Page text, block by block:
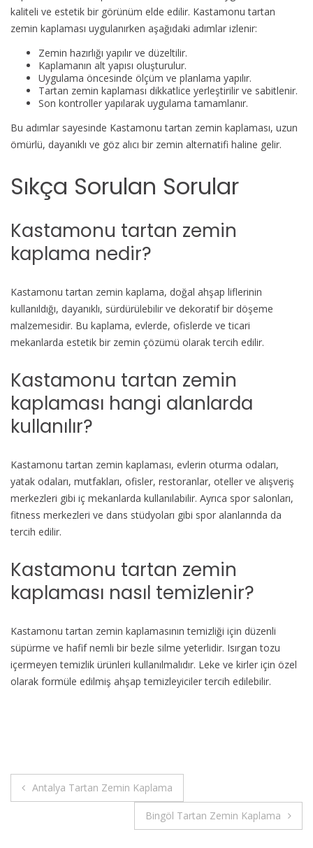
kaliteli ve estetik bir görünüm elde edilir. Kastamonu tartan
zemin kaplaması uygulanırken aşağıdaki adımlar izlenir:
Zemin hazırlığı yapılır ve düzeltilir.
Kaplamanın alt yapısı oluşturulur.
Uygulama öncesinde ölçüm ve planlama yapılır.
Tartan zemin kaplaması dikkatlice yerleştirilir ve sabitlenir.
Son kontroller yapılarak uygulama tamamlanır.
Bu adımlar sayesinde Kastamonu tartan zemin kaplaması, uzun
ömürlü, dayanıklı ve göz alıcı bir zemin alternatifi haline gelir.
Sıkça Sorulan Sorular
Kastamonu tartan zemin
kaplama nedir?
Kastamonu tartan zemin kaplama, doğal ahşap liflerinin
kullanıldığı, dayanıklı, sürdürülebilir ve dekoratif bir döşeme
malzemesidir. Bu kaplama, evlerde, ofislerde ve ticari
mekanlarda estetik bir zemin çözümü olarak tercih edilir.
Kastamonu tartan zemin
kaplaması hangi alanlarda
kullanılır?
Kastamonu tartan zemin kaplaması, evlerin oturma odaları,
yatak odaları, mutfakları, ofisler, restoranlar, oteller ve alışveriş
merkezleri gibi iç mekanlarda kullanılabilir. Ayrıca spor salonları,
fitness merkezleri ve dans stüdyoları gibi spor alanlarında da
tercih edilir.
Kastamonu tartan zemin
kaplaması nasıl temizlenir?
Kastamonu tartan zemin kaplamasının temizliği için düzenli
süpürme ve hafif nemli bir bezle silme yeterlidir. Isırgan tozu
içermeyen temizlik ürünleri kullanılmalıdır. Leke ve kirler için özel
olarak formüle edilmiş ahşap temizleyiciler tercih edilebilir.
Yazı
Antalya Tartan Zemin Kaplama
Bingöl Tartan Zemin Kaplama